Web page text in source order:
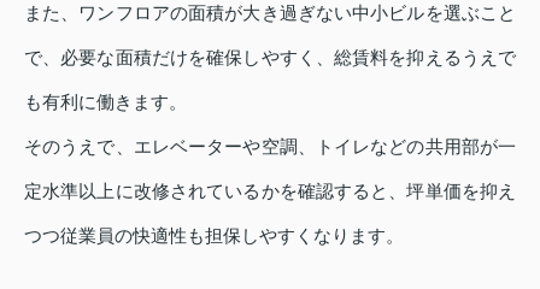
また、ワンフロアの面積が大き過ぎない中小ビルを選ぶこと
で、必要な面積だけを確保しやすく、総賃料を抑えるうえで
も有利に働きます。
そのうえで、エレベーターや空調、トイレなどの共用部が一
定水準以上に改修されているかを確認すると、坪単価を抑え
つつ従業員の快適性も担保しやすくなります。